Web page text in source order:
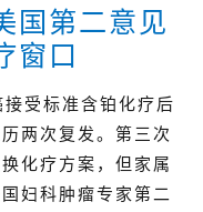
国第二意见
窗口
受标准含铂化疗后
两次复发。第三次
化疗方案，但家属
妇科肿瘤专家第二